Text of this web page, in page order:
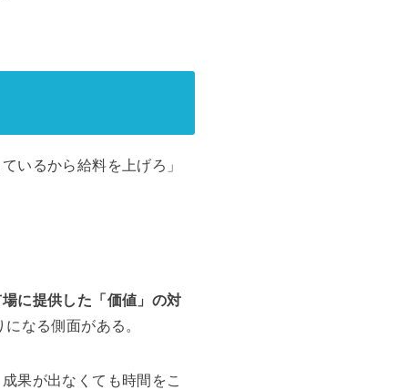
いるから給料を上げろ」
に提供した「価値」の対
なる側面がある。
果が出なくても時間をこ